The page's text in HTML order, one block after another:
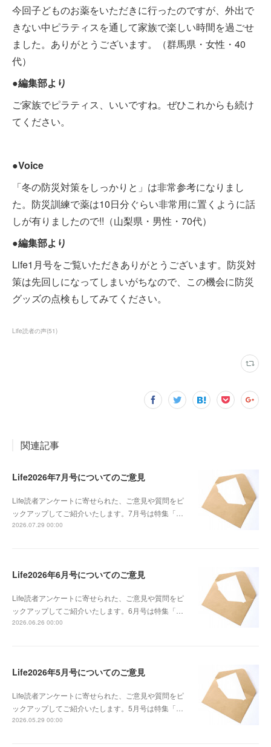
今回子どものお薬をいただきに行ったのですが、外出で
きない中ピラティスを通して家族で楽しい時間を過ごせ
ました。ありがとうございます。（群馬県・女性・40
代）
●編集部より
ご家族でピラティス、いいですね。ぜひこれからも続け
てください。
●Voice
「冬の防災対策をしっかりと」は非常参考になりまし
た。防災訓練で薬は10日分ぐらい非常用に置くように話
しが有りましたので!!（山梨県・男性・70代）
●編集部より
Life1月号をご覧いただきありがとうございます。防災対
策は先回しになってしまいがちなので、この機会に防災
グッズの点検もしてみてください。
Life読者の声(51)
関連記事
Life2026年7月号についてのご意見
Life読者アンケートに寄せられた、ご意見や質問をピ
ックアップしてご紹介いたします。7月号は特集「…
2026.07.29 00:00
Life2026年6月号についてのご意見
Life読者アンケートに寄せられた、ご意見や質問をピ
ックアップしてご紹介いたします。6月号は特集「…
2026.06.26 00:00
Life2026年5月号についてのご意見
Life読者アンケートに寄せられた、ご意見や質問をピ
ックアップしてご紹介いたします。5月号は特集「…
2026.05.29 00:00